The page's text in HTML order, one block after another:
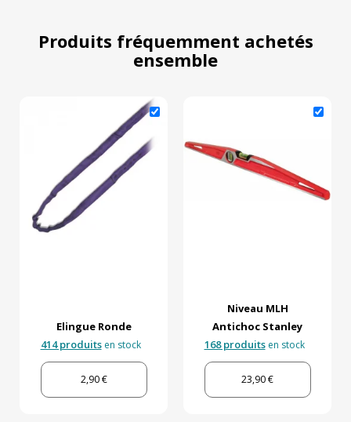
Produits fréquemment achetés
ensemble
Elingue Ronde
414 produitsen stock
2,90 €
Niveau MLH
Antichoc Stanley
168 produitsen stock
23,90 €